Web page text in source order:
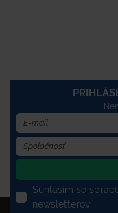
Súhlasím so
newsletterov